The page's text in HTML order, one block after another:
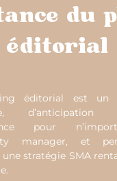
du
éditorial
éditorial est un
pour
manager, et
stratégie SMA